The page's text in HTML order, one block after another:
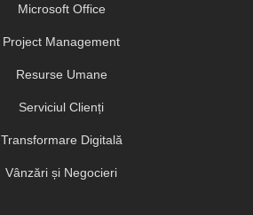
Microsoft Office
Project Management
Resurse Umane
Serviciul Clienți
Transformare Digitală
Vânzări și Negocieri